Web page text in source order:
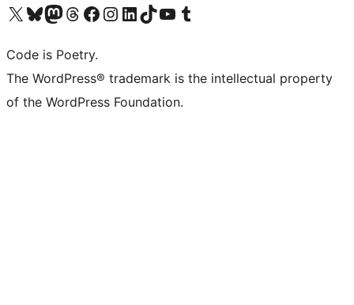
Navštivte náš účet na X (dříve Twitter)
Navštivte náš Bluesky účetNavštivte náš účet Mastodon
Navštivte náš Threads účetNavštivte naši stránku na Facebooku
Navštivte náš Instagram účetNavštivte náš LinkedIn účetNavštivte náš TikTok účetNavštivte náš YouTube kanálNavštivte náš Tumblr účet
Code is Poetry.
The WordPress® trademark is the intellectual property
of the WordPress Foundation.